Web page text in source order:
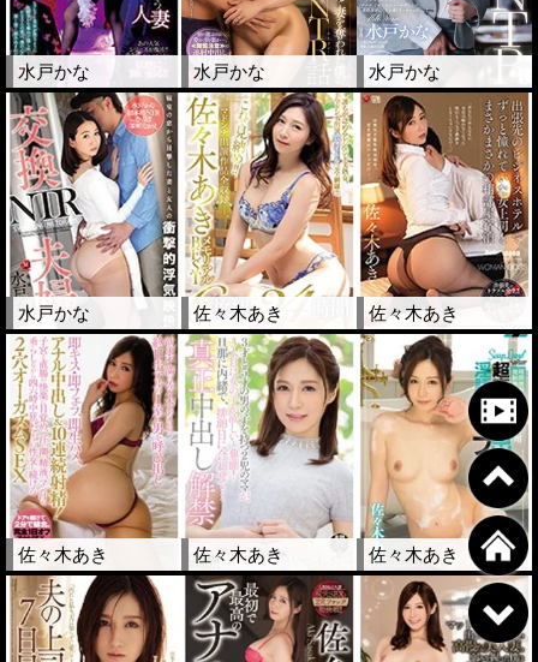
水戸かな 水戸かな 水戸かな
水戸かな 佐々木あき 佐々木あき
佐々木あき 佐々木あき 佐々木あき